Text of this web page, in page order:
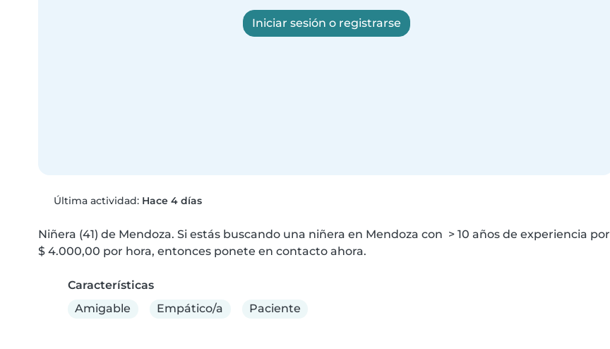
Iniciar sesión o registrarse
Última actividad: Hace 4 días
Niñera (41) de Mendoza. Si estás buscando una niñera en Mendoza con  > 10 años de experiencia por
$ 4.000,00 por hora, entonces ponete en contacto ahora.
Características
Amigable
Empático/a Paciente